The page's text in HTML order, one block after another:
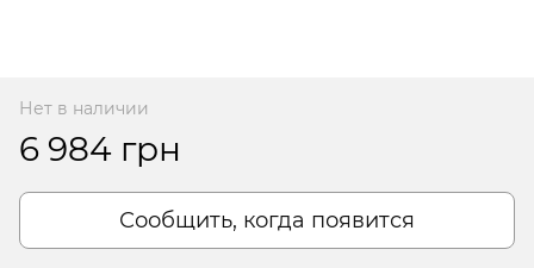
Нет в наличии
6 984 грн
Сообщить, когда появится